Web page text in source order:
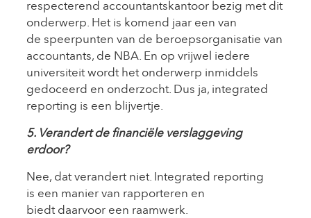
respecterend accountantskantoor bezig met dit
onderwerp. Het is komend jaar een van
de speerpunten van de beroepsorganisatie van
accountants, de NBA. En op vrijwel iedere
universiteit wordt het onderwerp inmiddels
gedoceerd en onderzocht. Dus ja, integrated
reporting is een blijvertje.
5. Verandert de financiële verslaggeving
erdoor?
Nee, dat verandert niet. Integrated reporting
is een manier van rapporteren en
biedt daarvoor een raamwerk.